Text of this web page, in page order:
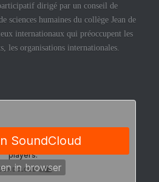
dirigé par un conseil de
sciences humaines du collège Jean de
internationaux qui préoccupent les
les organisations internationales.